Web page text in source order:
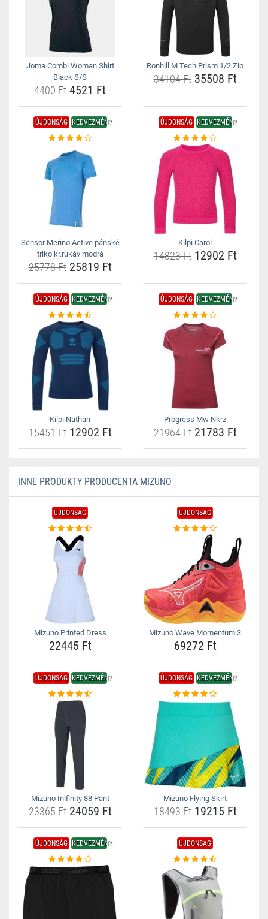
Joma Combi Woman Shirt
Black S/S
4400 Ft 4521 Ft
Ronhill M Tech Prism 1/2 Zip
34104 Ft35508 Ft
ÚJDONSÁG KEDVEZMÉNY
Sensor Merino Active pánské
triko kr.rukáv modrá
25778 Ft25819 Ft
ÚJDONSÁG KEDVEZMÉNY
Kilpi Carol
14823 Ft12902 Ft
ÚJDONSÁG KEDVEZMÉNY
Kilpi Nathan
15451 Ft12902 Ft
ÚJDONSÁG KEDVEZMÉNY
Progress Mw Nkrz
21964 Ft21783 Ft
INNE PRODUKTY PRODUCENTA MIZUNO
ÚJDONSÁG
Mizuno Printed Dress
22445 Ft
ÚJDONSÁG
Mizuno Wave Momentum 3
69272 Ft
ÚJDONSÁG KEDVEZMÉNY
Mizuno Inifinity 88 Pant
23365 Ft24059 Ft
ÚJDONSÁG KEDVEZMÉNY
Mizuno Flying Skirt
18493 Ft19215 Ft
ÚJDONSÁG KEDVEZMÉNY ÚJDONSÁG